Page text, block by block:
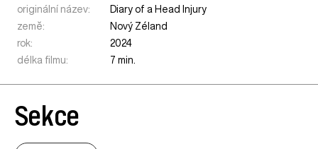
originální název:
Diary of a Head Injury
země:
Nový Zéland
rok:
2024
délka filmu:
7 min.
Sekce